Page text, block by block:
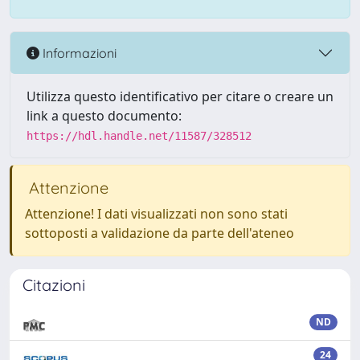
Informazioni
Utilizza questo identificativo per citare o creare un
link a questo documento:
https://hdl.handle.net/11587/328512
Attenzione
Attenzione! I dati visualizzati non sono stati
sottoposti a validazione da parte dell'ateneo
Citazioni
ND
24